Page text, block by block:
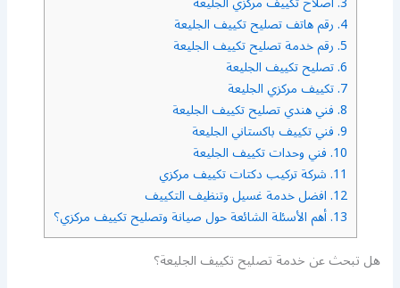
4. رقم هاتف تصليح تكييف الجليعة
5. رقم خدمة تصليح تكييف الجليعة
6. تصليح تكييف الجليعة
7. تكييف مركزي الجليعة
8. فني هندي تصليح تكييف الجليعة
9. فني تكييف باكستاني الجليعة
10. فني وحدات تكييف الجليعة
11. شركة تركيب دكتات تكييف مركزي
12. افضل خدمة غسيل وتنظيف التكييف
13. أهم الأسئلة الشائعة حول صيانة وتصليح تكييف مركزي؟
هل تبحث عن خدمة تصليح تكييف الجليعة؟